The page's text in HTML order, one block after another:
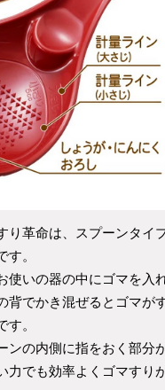
り革命は、スプーンタイ
す。
使いの器の中にゴマを入
背でかき混ぜるとゴマが
す。
ンの内側に指をおく部分
力でも効率よくゴマすり